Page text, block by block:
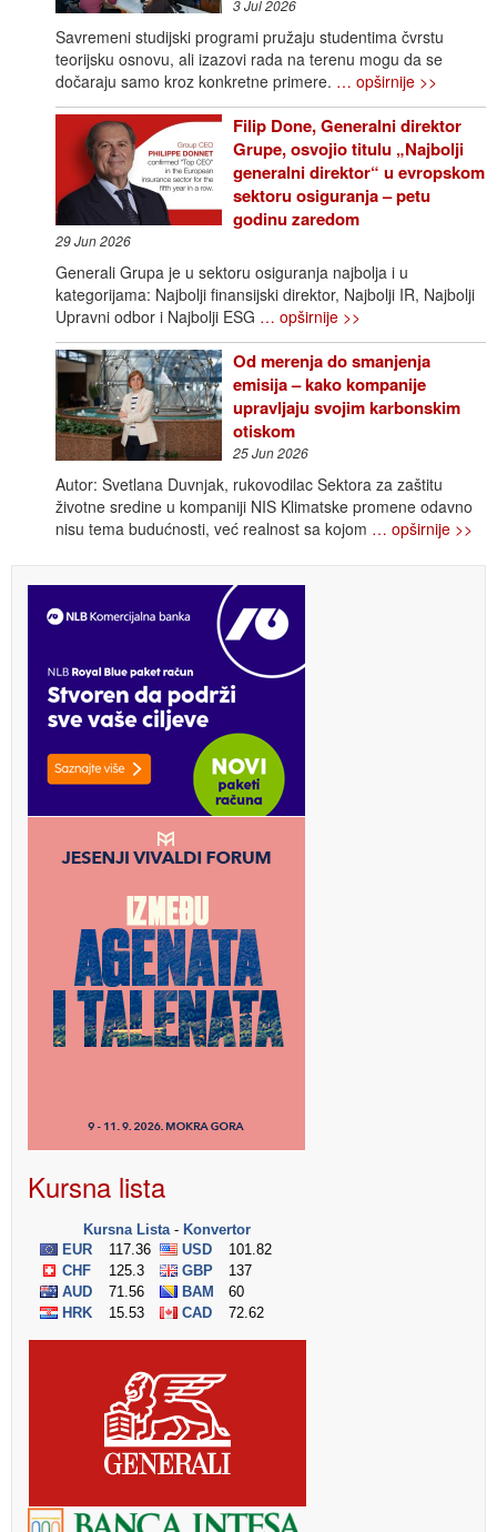
3 Jul 2026
Savremeni studijski programi pružaju studentima čvrstu
teorijsku osnovu, ali izazovi rada na terenu mogu da se
dočaraju samo kroz konkretne primere. … opširnije >>
Filip Done, Generalni direktor
Grupe, osvojio titulu „Najbolji
generalni direktor“ u evropskom
sektoru osiguranja – petu
godinu zaredom
29 Jun 2026
Generali Grupa je u sektoru osiguranja najbolja i u
kategorijama: Najbolji finansijski direktor, Najbolji IR, Najbolji
Upravni odbor i Najbolji ESG … opširnije >>
Od merenja do smanjenja
emisija – kako kompanije
upravljaju svojim karbonskim
otiskom
25 Jun 2026
Autor: Svetlana Duvnjak, rukovodilac Sektora za zaštitu
životne sredine u kompaniji NIS Klimatske promene odavno
nisu tema budućnosti, već realnost sa kojom … opširnije >>
Kursna lista